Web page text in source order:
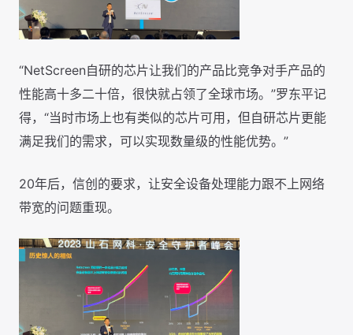
“NetScreen自研的芯片让我们的产品比竞争对手产品的
性能高十多二十倍，很快就占领了全球市场。”罗东平记
得，“当时市场上也有类似的芯片可用，但自研芯片更能
满足我们的需求，可以实现数量级的性能优势。”
20年后，信创的要求，让安全设备处理能力跟不上网络
带宽的问题重现。